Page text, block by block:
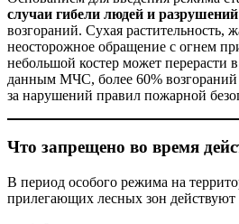
случаи гибели людей и разрушений
возгораний. Сухая растительность,
неосторожное обращение с огнем
небольшой костер может
данным МЧС, более 60% возгораний
за нарушений правил пожарной
Что запрещено во время
В период особого режима на
прилегающих лесных зон действуют